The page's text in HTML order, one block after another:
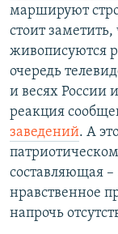
маршируют
стоит
живописуются
очередь
и весях России
реакция
заведений. А
составляющая
нравственное
напрочь